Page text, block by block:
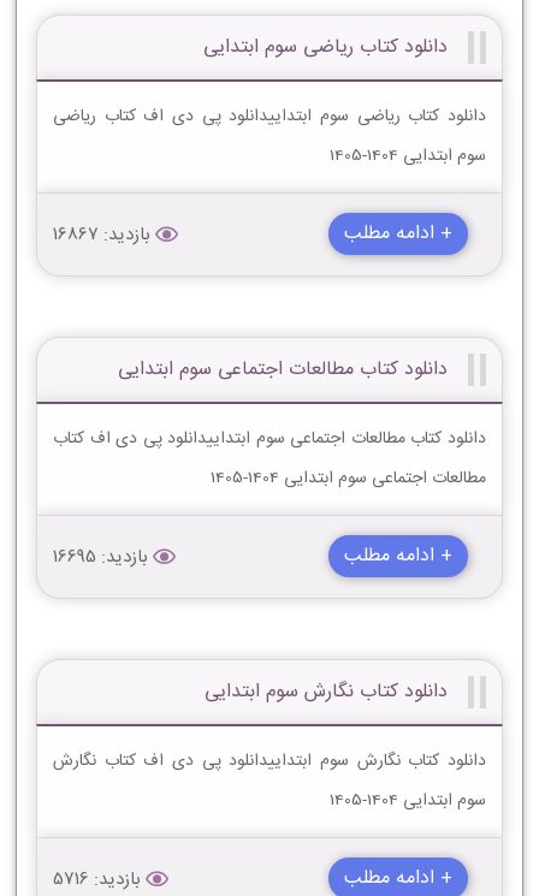
دانلود کتاب ریاضی سوم ابتدایی
دانلود کتاب ریاضی سوم ابتداییدانلود پی دی اف کتاب ریاضی
سوم ابتدایی 1404-1405
+ ادامه مطلب بازدید: 16867
دانلود کتاب مطالعات اجتماعی سوم ابتدایی
دانلود کتاب مطالعات اجتماعی سوم ابتداییدانلود پی دی اف کتاب
مطالعات اجتماعی سوم ابتدایی 1404-1405
+ ادامه مطلب بازدید: 16695
دانلود کتاب نگارش سوم ابتدایی
دانلود کتاب نگارش سوم ابتداییدانلود پی دی اف کتاب نگارش
سوم ابتدایی 1404-1405
+ ادامه مطلب بازدید: 5716